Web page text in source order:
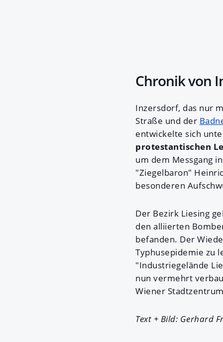
Chronik von
Inzersdorf, das nur
Straße und der
entwickelte sich
protestantischen
um dem Messgang
"Ziegelbaron"
besonderen
Der Bezirk Liesing
den alliierten
befanden. Der
Typhusepidemie zu
"Industriegelände
nun vermehrt
Wiener
Text + Bild: Gerhard